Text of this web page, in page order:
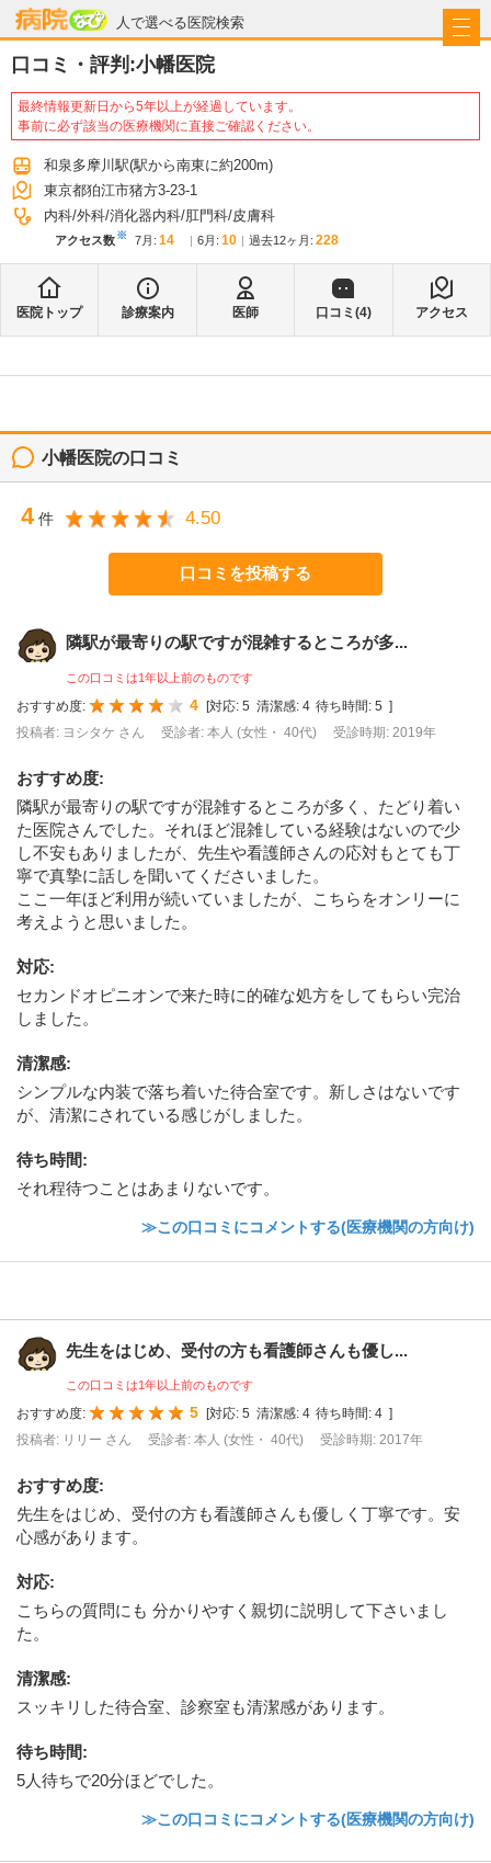
人で選べる医院検索
病院なび
口コミ・評判:小幡医院
最終情報更新日から5年以上が経過しています。
事前に必ず該当の医療機関に直接ご確認ください。
和泉多摩川駅(駅から南東に約200m)
東京都狛江市猪方3-23-1
内科 外科 消化器内科 肛門科 皮膚科
アクセス数※ 7月 : 14 6月 : 10 過去12ヶ月: 228
医院トップ 診療案内 医師 口コミ(4) アクセス
小幡医院の口コミ
4 件 4.50
口コミを投稿する
隣駅が最寄りの駅ですが混雑するところが多...
この口コミは1年以上前のものです
おすすめ度: 4 [対応: 5 清潔感: 4 待ち時間: 5 ]
投稿者: ヨシタケ さん
受診者: 本人 (女性・ 40代) 受診時期: 2019年
おすすめ度:
隣駅が最寄りの駅ですが混雑するところが多く、たどり着い
た医院さんでした。それほど混雑している経験はないので少
し不安もありましたが、先生や看護師さんの応対もとても丁
寧で真摯に話しを聞いてくださいました。
ここ一年ほど利用が続いていましたが、こちらをオンリーに
考えようと思いました。
対応:
セカンドオピニオンで来た時に的確な処方をしてもらい完治
しました。
清潔感:
シンプルな内装で落ち着いた待合室です。新しさはないです
が、清潔にされている感じがしました。
待ち時間:
それ程待つことはあまりないです。
≫この口コミにコメントする(医療機関の方向け)
先生をはじめ、受付の方も看護師さんも優し...
この口コミは1年以上前のものです
おすすめ度: 5 対応: 5 清潔感: 4 待ち時間: 4
投稿者: リリー さん
受診者: 本人 (女性・ 40代) 受診時期: 2017年
おすすめ度:
先生をはじめ、受付の方も看護師さんも優しく丁寧です。安
心感があります。
対応:
こちらの質問にも 分かりやすく親切に説明して下さいまし
た。
清潔感:
スッキリした待合室、診察室も清潔感があります。
待ち時間:
5人待ちで20分ほどでした。
≫この口コミにコメントする(医療機関の方向け)